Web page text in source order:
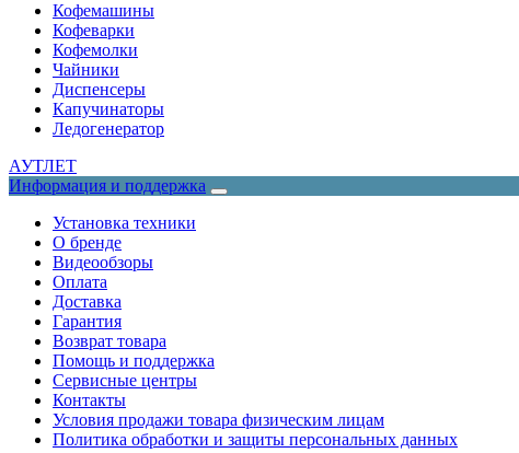
Кофемашины
Кофеварки
Кофемолки
Чайники
Диспенсеры
Капучинаторы
Ледогенератор
АУТЛЕТ
Информация и поддержка
Установка техники
О бренде
Видеообзоры
Оплата
Доставка
Гарантия
Возврат товара
Помощь и поддержка
Сервисные центры
Контакты
Условия продажи товара физическим лицам
Политика обработки и защиты персональных данных